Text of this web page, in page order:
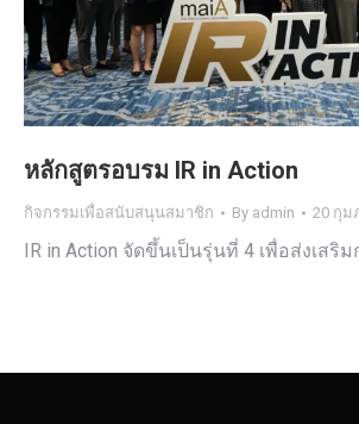
หลักสูตรอบรม IR in Action
กิจกรรมเพื่อสนับสนุนสมาชิก By admin 20 กุม
IR in Action จัดขึ้นเป็นรุ่นที่ 4 เพื่อส่งเส